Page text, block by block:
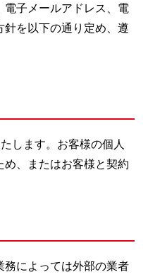
子メールアドレス、電
を以下の通り定め、遵
します。お客様の個人
、またはお客様と契約
によっては外部の業者